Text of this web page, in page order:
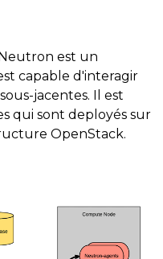
est un
capable d'interagir
jacentes. Il est
qui sont deployés sur
OpenStack.